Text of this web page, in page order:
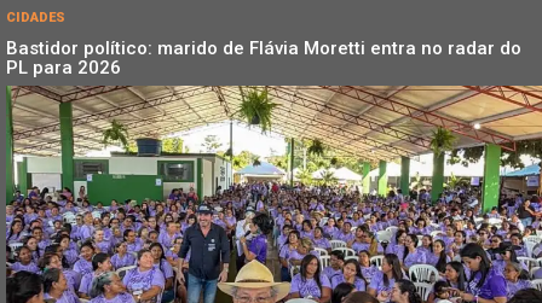
CIDADES
Bastidor político: marido de Flávia Moretti entra no radar do
PL para 2026